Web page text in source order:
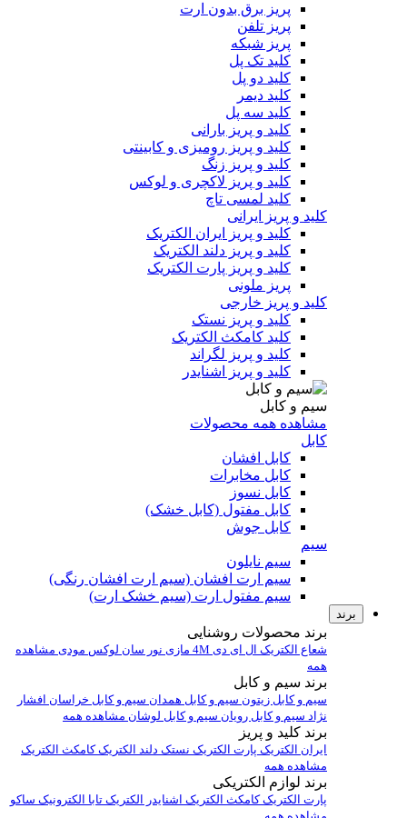
پریز برق بدون ارت
پریز تلفن
پریز شبکه
کلید تک پل
کلید دو پل
کلید دیمر
کلید سه پل
کلید و پریز بارانی
کلید و پریز رومیزی و کابینتی
کلید و پریز زنگ
کلید و پریز لاکچری و لوکس
کلید لمسی تاچ
کلید و پریز ایرانی
کلید و پریز ایران الکتریک
کلید و پریز دلند الکتریک
کلید و پریز پارت الکتریک
پریز ملونی
کلید و پریز خارجی
کلید و پریز نستک
کلید کامکث الکتریک
کلید و پریز لگراند
کلید و پریز اشنایدر
سیم و کابل
مشاهده همه محصولات
کابل
کابل افشان
کابل مخابرات
کابل نسوز
کابل مفتول (کابل خشک)
کابل جوش
سیم
سیم نایلون
سیم ارت افشان (سیم ارت افشان رنگی)
سیم مفتول ارت (سیم خشک ارت)
برند
برند محصولات روشنایی
شعاع الکتریک ال ای دی 4M مازی نور سان لوکس مودی مشاهده
همه
برند سیم و کابل
سیم و کابل زیتون سیم و کابل همدان سیم و کابل خراسان افشار
نژاد سیم و کابل رویان سیم و کابل لوشان مشاهده همه
برند کلید و پریز
ایران الکتریک پارت الکتریک نستک دلند الکتریککامکث الکتریک
مشاهده همه
برند لوازم الکتریکی
پارت الکتریککامکث الکتریک اشنایدر الکتریک تابا الکترونیک ساکو